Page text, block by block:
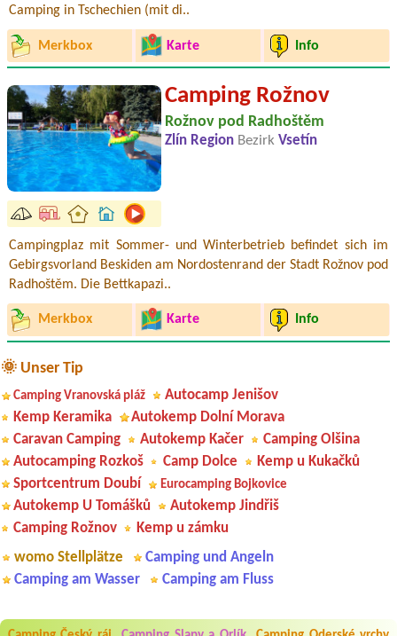
Camping in Tschechien (mit di..
Merkbox Karte Info
Camping Rožnov
Rožnov pod Radhoštěm
Zlín Region Bezirk Vsetín
Campingplaz mit Sommer- und Winterbetrieb befindet sich im
Gebirgsvorland Beskiden am Nordostenrand der Stadt Rožnov pod
Radhoštěm. Die Bettkapazi..
Merkbox Karte Info
🌞 Unser Tip
Camping Vranovská pláž
Autocamp Jenišov
Kemp Keramika
Autokemp Dolní Morava
Caravan Camping
Autokemp Kačer
Camping Olšina
Autocamping Rozkoš
Camp Dolce
Kemp u Kukačků
Sportcentrum Doubí
Eurocamping Bojkovice
Autokemp U Tomášků
Autokemp Jindřiš
Camping Rožnov
Kemp u zámku
womo Stellplätze
Camping und Angeln
Camping am Wasser
Camping am Fluss